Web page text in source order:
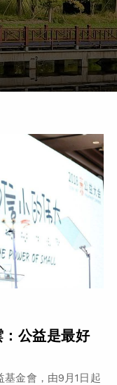
：公益是最好
基金會，由9月1日起